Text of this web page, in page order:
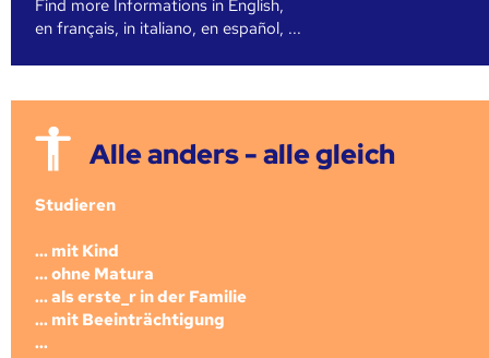
Find more Informations in English,
en français, in italiano, en español, ...
Alle anders - alle gleich
Studieren
... mit Kind
... ohne Matura
... als erste_r in der Familie
... mit Beeinträchtigung
...